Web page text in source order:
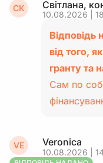
СК Світлана,
10.08.2026 |
Відповідь
від того,
гранту та
Сам по
VE Veronica
10.08.2026 |